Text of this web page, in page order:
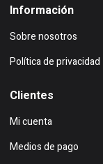
Información
Sobre nosotros
Política de privacidad
Clientes
Mi cuenta
Medios de pago